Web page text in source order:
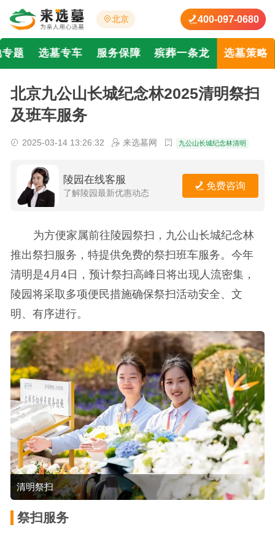
北京 400-097-0680
题 选墓专车 服务保障 殡葬一条龙 选墓策略
北京九公山长城纪念林2025清明祭扫
及班车服务
2025-03-14 13:26:32 来选墓网 九公山长城纪念林清明
陵园在线客服
了解陵园最新优惠动态
免费咨询
为方便家属前往陵园祭扫，九公山长城纪念林
推出祭扫服务，特提供免费的祭扫班车服务。今年
清明是4月4日，预计祭扫高峰日将出现人流密集，
陵园将采取多项便民措施确保祭扫活动安全、文
明、有序进行。
清明祭扫
祭扫服务